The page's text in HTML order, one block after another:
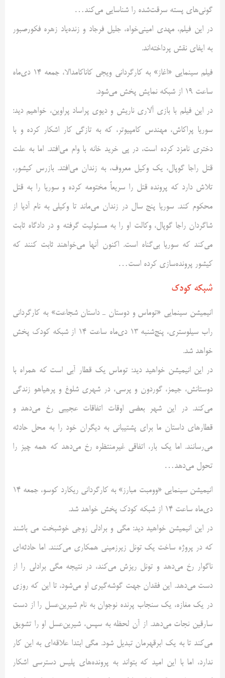
گونی‌های پسته سرقت‌شده را شناسایی می‌کند…
در این فیلم، مهدی امینی‌خواه، جلیل فرجاد و زنده‌یاد زهره فکورصبور
به ایفای نقش پرداخته‌اند.
فیلم سینمایی «اغاز» به کارگردانی ویجی کاناکامدالا، جمعه 14 دی‌ماه
ساعت 19 از شبکه نمایش پخش می‌شود.
در این فیلم با بازی آلاری ناریش و دیوی پراساد پراوین، خواهیم دید:
سوریا پراکاش، مهندس کامپیوتر، که به تازگی کار اشکار کرده و با
دختری نامزد کرده است، در پی خرید خانه با وام می‌افتد. اما به علت
قتل راجا گوپال، یک وکیل معروف، به زندان می‌افتد. بازرس کیشور،
تلاش دارد که پرونده قتل را سریعاً مختومه کرده و سوریا را به قتل
محکوم کند. سوریا پنج سال در زندان می‌ماند تا وکیلی به نام آدیا از
شاگردان راجا گوپال، وکالت او را به مسئولیت گرفته و در دادگاه ثابت
می‌کند که سوریا بی‌گناه است. اکنون آنها می‌خواهند ثابت کنند که
کیشور پرونده‌سازی کرده است…
شبکه کودک
انیمیشن سینمایی «توماس و دوستان ـ داستان شجاعت» به کارگردانی
راب سیلوستری، پنج‌شنبه 13 دی‌ماه ساعت 14 از شبکه کودک پخش
خواهد شد.
در این انیمیشن خواهید دید: توماس یک قطار آبی است که همراه با
دوستانش، جیمز، گوردون و پرسی، در شهری شلوغ و پرهیاهو زندگی
می‌کند. در این شهر بعضی اوقات اتفاقات عجیبی رخ می‌دهد و
قطارهای داستان ما برای پشتیبانی به دیگران خود را به محل حادثه
می‌رسانند. اما یک بار، اتفاقی غیرمنتظره رخ می‌دهد که همه چیز را
تحول می‌دهد…
انیمیشن سینمایی «وومبت مبارز» به کارگردانی ریکارد کوسو، جمعه 14
دی‌ماه ساعت 14 از شبکه کودک پخش خواهد شد.
در این انیمیشن خواهید دید: مگی و برادلی زوجی خوشبخت می باشند
که در پروژه ساخت یک تونل زیرزمینی همکاری می‌کنند. اما حادثه‌ای
ناگوار رخ می‌دهد و تونل ریزش می‌کند، در نتیجه مگی برادلی را از
دست می‌دهد. این فقدان جهت گوشه‌گیری او می‌شود، تا این که روزی
در یک مغازه، یک سنجاب پرنده نوجوان به نام شیرین‌عسل را از دست
سارقین نجات می‌دهد. از آن لحظه به سپس، شیرین‌عسل او را تشویق
می‌کند تا به یک ابرقهرمان تبدیل شود. مگی ابتدا علاقه‌ای به این کار
ندارد، اما با این امید که بتواند به پرونده‌های پلیس دسترسی اشکار